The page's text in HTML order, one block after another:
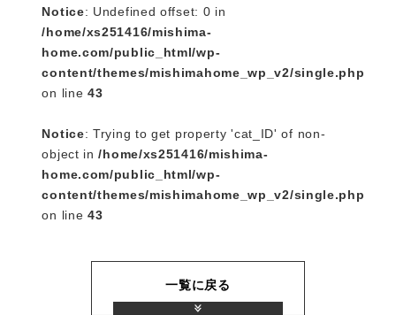
Notice: Undefined offset: 0 in
/home/xs251416/mishima-
home.com/public_html/wp-
content/themes/mishimahome_wp_v2/single.php
on line43
Notice: Trying to get property 'cat_ID' of non-
object in/home/xs251416/mishima-
home.com/public_html/wp-
content/themes/mishimahome_wp_v2/single.php
on line43
一覧に戻る